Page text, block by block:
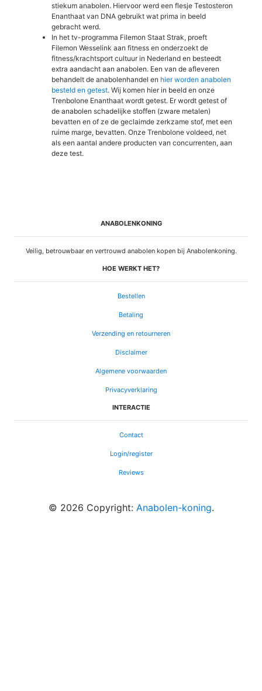
stiekum anabolen. Hiervoor werd een flesje Testosteron
Enanthaat van DNA gebruikt wat prima in beeld
gebracht werd.
In het tv-programma Filemon Staat Strak, proeft
Filemon Wesselink aan fitness en onderzoekt de
fitness/krachtsport cultuur in Nederland en besteedt
extra aandacht aan anabolen. Een van de afleveren
behandelt de anabolenhandel en hier worden anabolen
besteld en getest. Wij komen hier in beeld en onze
Trenbolone Enanthaat wordt getest. Er wordt getest of
de anabolen schadelijke stoffen (zware metalen)
bevatten en of ze de geclaimde zerkzame stof, met een
ruime marge, bevatten. Onze Trenbolone voldeed, net
als een aantal andere producten van concurrenten, aan
deze test.
ANABOLENKONING
Veilig, betrouwbaar en vertrouwd anabolen kopen bij Anabolenkoning.
HOE WERKT HET?
Bestellen
Betaling
Verzending en retourneren
Disclaimer
Algemene voorwaarden
Privacyverklaring
INTERACTIE
Contact
Login/register
Reviews
© 2026 Copyright: Anabolen-koning.